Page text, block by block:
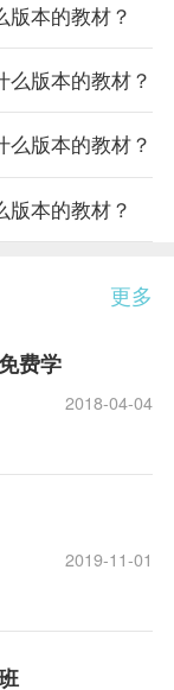
版本的教材？
么版本的教材？
么版本的教材？
版本的教材？
更多
费学
2018-04-04
2019-11-01